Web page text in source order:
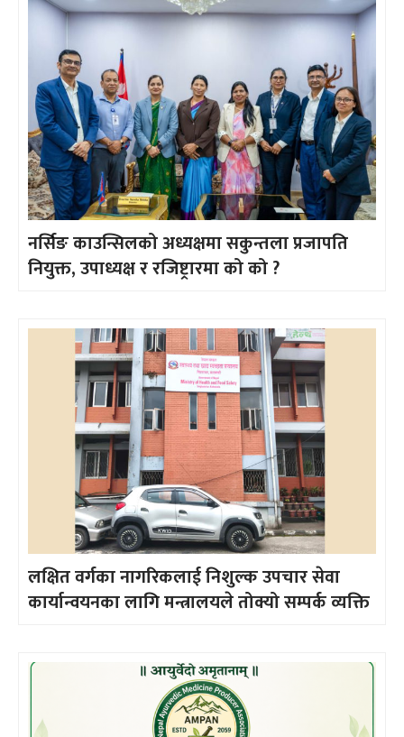
नर्सिङ काउन्सिलको अध्यक्षमा सकुन्तला प्रजापति
नियुक्त, उपाध्यक्ष र रजिष्ट्रारमा को को ?
लक्षित वर्गका नागरिकलाई निशुल्क उपचार सेवा
कार्यान्वयनका लागि मन्त्रालयले तोक्यो सम्पर्क व्यक्ति